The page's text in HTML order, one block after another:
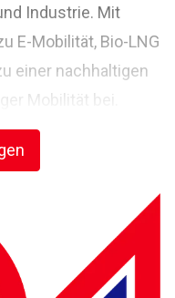
Industrie. Mit
E-Mobilität, Bio-LNG
einer nachhaltigen
Mobilität bei.
motiviertes Team
zuerst‘ mit